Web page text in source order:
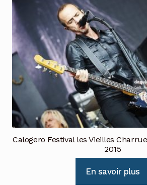
Calogero Festival les Vieilles
2015
En savoir plus